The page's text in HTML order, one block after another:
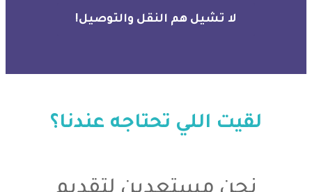
لا تشيل هم النقل والتوصيل!
لقيت اللي تحتاجه عندنا؟